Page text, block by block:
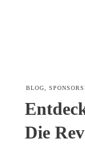
BLOG
Die